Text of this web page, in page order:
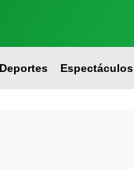
Deportes Espectáculos